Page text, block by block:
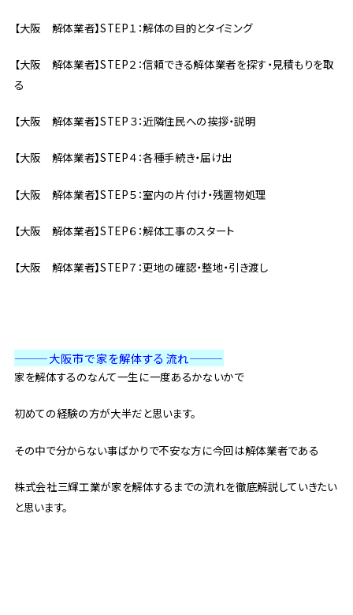
【大阪 解体業者】STEP１：解体の目的とタイミング
【大阪 解体業者】STEP２：信頼できる解体業者を探す・見積もりを取
る
【大阪 解体業者】STEP３：近隣住民への挨拶・説明
【大阪 解体業者】STEP４：各種手続き・届け出
【大阪 解体業者】STEP５：室内の片付け・残置物処理
【大阪 解体業者】STEP６：解体工事のスタート
【大阪 解体業者】STEP７：更地の確認・整地・引き渡し
———大阪市で家を解体する流れ———
家を解体するのなんて一生に一度あるかないかで
初めての経験の方が大半だと思います。
その中で分からない事ばかりで不安な方に今回は解体業者である
株式会社三輝工業が家を解体するまでの流れを徹底解説していきたい
と思います。